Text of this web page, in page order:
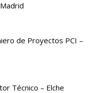
de Proyectos PCI –
Técnico – Elche